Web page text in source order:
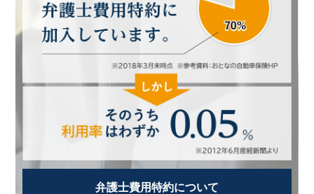
弁護士費用特約について